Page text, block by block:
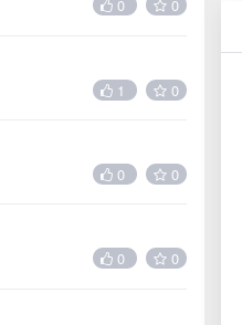
0 0
1 0
0 0
0 0